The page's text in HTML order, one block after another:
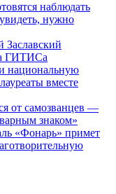
наблюдать
нужно
ГИТИСа
национальную
вместе
от самозванцев —
знаком»
«Фонарь» примет